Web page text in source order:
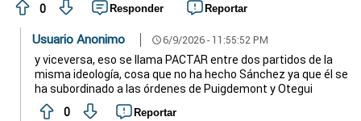
0
Responder Reportar
Usuario Anonimo schedule6/9/2026 - 11:55:52 PM
y viceversa, eso se llama PACTAR entre dos partidos de la
misma ideología, cosa que no ha hecho Sánchez ya que él se
ha subordinado a las órdenes de Puigdemont y Otegui
0
Reportar